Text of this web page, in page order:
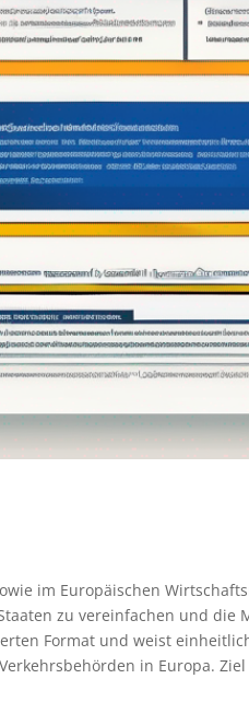
im Europäischen
zu vereinfachen und die
Format und weist
in Europa.